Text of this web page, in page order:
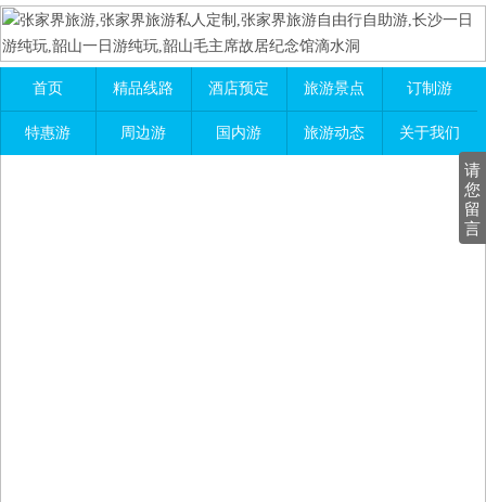
首页 精品线路 酒店预定 旅游景点 订制游
特惠游 周边游 国内游 旅游动态 关于我们
请
您
留
言